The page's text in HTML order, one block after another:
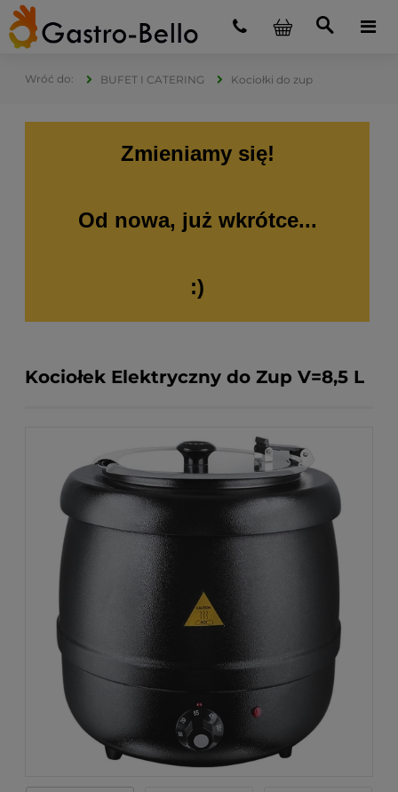
BUFET I CATERING Kociołki do zup
Zmieniamy się!
Od nowa, już wkrótce...
:)
Kociołek Elektryczny do Zup V=8,5 L